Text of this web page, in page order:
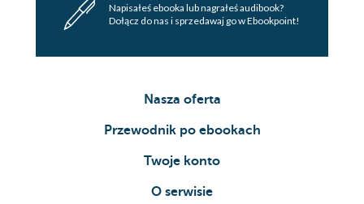
Napisałeś ebooka lub nagrałeś audibook?
Dołącz do nas i sprzedawaj go w Ebookpoint!
Nasza oferta
Przewodnik po ebookach
Twoje konto
O serwisie